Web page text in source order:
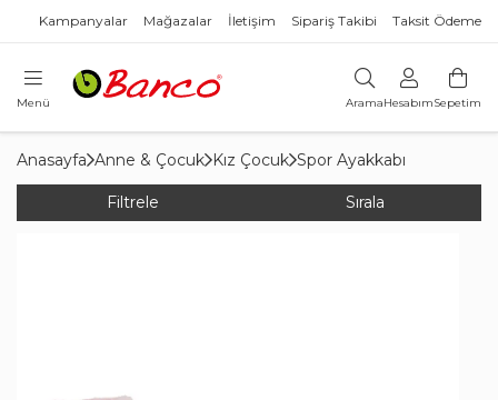
Kampanyalar Mağazalar İletişim Sipariş Takibi Taksit Ödeme
Menü AramaHesabımSepetim
Anasayfa Anne & Çocuk Kız Çocuk Spor Ayakkabı
Filtrele Sırala